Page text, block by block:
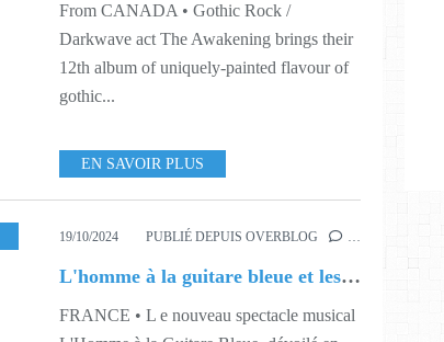
From CANADA • Gothic Rock /
Darkwave act The Awakening brings their
12th album of uniquely-painted flavour of
gothic...
EN SAVOIR PLUS
,442
19/10/2024 PUBLIÉ DEPUIS OVERBLOG …
L'homme à la guitare bleue et les Gipsy Kids
FRANCE • L e nouveau spectacle musical